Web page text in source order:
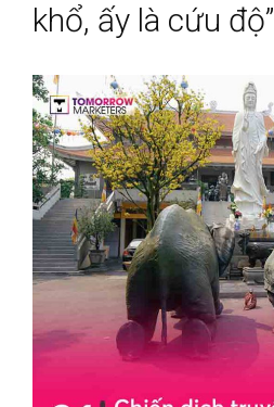
khổ, ấy là cứu độ”